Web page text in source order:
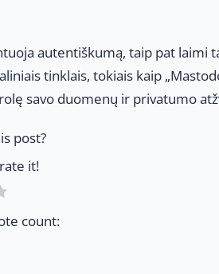
autentiškumą, taip pat laimi
tinklais, tokiais kaip
savo duomenų ir privatumo
post?
it!
count: